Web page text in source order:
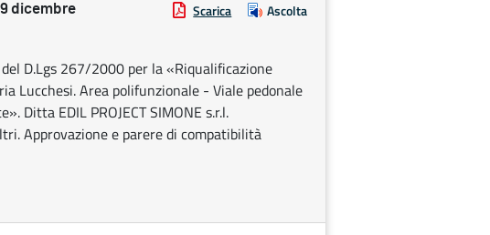
9 dicembre
Scarica Ascolta
D.Lgs 267/2000 per la «Riqualificazione
Lucchesi. Area polifunzionale - Viale pedonale
Ditta EDIL PROJECT SIMONE s.r.l.
Approvazione e parere di compatibilità